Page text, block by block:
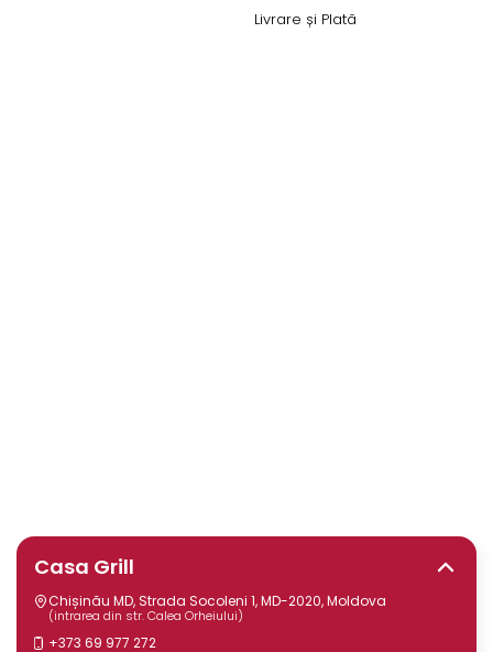
Livrare și Plată
Casa Grill
Chișinău MD, Strada Socoleni 1, MD-2020, Moldova
(intrarea din str. Calea Orheiului)
+373 69 977 272